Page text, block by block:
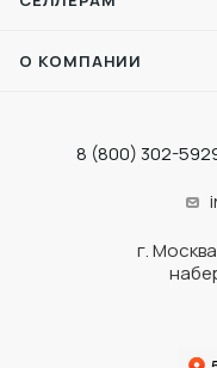
О КОМПАНИИ
8 (800) 302-
г.